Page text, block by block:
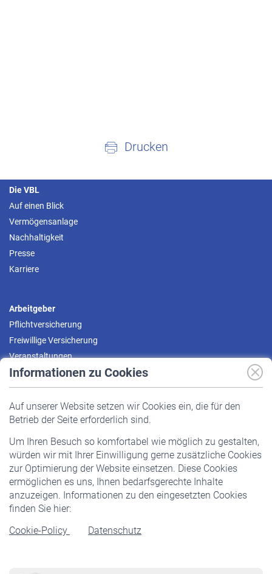
Informationen zu Cookies
Auf unserer Website setzen wir Cookies ein, die für den
Betrieb der Seite erforderlich sind.
Um Ihren Besuch so komfortabel wie möglich zu gestalten,
würden wir mit Ihrer Einwilligung gerne zusätzliche Cookies
zur Optimierung der Website einsetzen. Diese Cookies
ermöglichen es uns, Ihnen bedarfsgerechte Inhalte
anzuzeigen. Informationen zu den eingesetzten Cookies
finden Sie hier:
Cookie-Policy
Datenschutz
Drucken
Die VBL
Auf einen Blick
Vermögensanlage
Nachhaltigkeit
Presse
Karriere
Arbeitgeber
Pflichtversicherung
Freiwillige Versicherung
Veranstaltungen
Pflichtversicherung
Staatliche Förderung
Veranstaltungen
Rentner
Rentenbeginn
Rente beantragen